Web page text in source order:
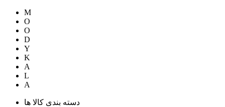
M
O
O
D
Y
K
A
L
A
دسته بندی کالا ها